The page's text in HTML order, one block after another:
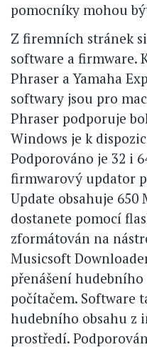
pomocníky mohou
Z firemních stránek
software a firmware.
Phraser a Yamaha
softwary jsou pro
Phraser podporuje
Windows je k
Podporováno je 32 i
firmwarový updator
Update obsahuje 650
dostanete pomocí
zformátován na
Musicsoft
přenášení
počítačem. Software
hudebního obsahu z
prostředí.